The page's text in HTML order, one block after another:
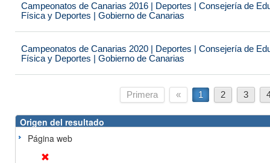
Campeonatos de Canarias 2016 | Deportes | Consejería de
Física y Deportes | Gobierno de Canarias
Campeonatos de Canarias 2020 | Deportes | Consejería de
Física y Deportes | Gobierno de Canarias
Primera « 1 2 3
Origen del resultado
Página web